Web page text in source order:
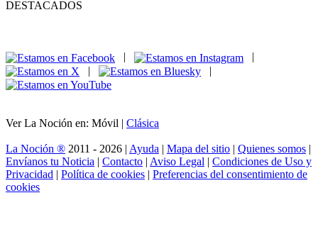
DESTACADOS
|
|
Ver La Noción en: Móvil | Clásica
La Noción ® 2011 - 2026 | Ayuda | Mapa del sitio | Quienes somos |
Envíanos tu Noticia | Contacto | Aviso Legal | Condiciones de Uso y
Privacidad | Política de cookies | Preferencias del consentimiento de
cookies